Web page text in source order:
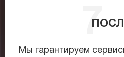
Мы гарантируем